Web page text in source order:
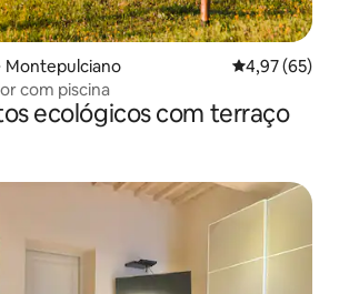
Montepulciano 4,97 de uma
4,97 (65)
com piscina
ecológicos com terraço